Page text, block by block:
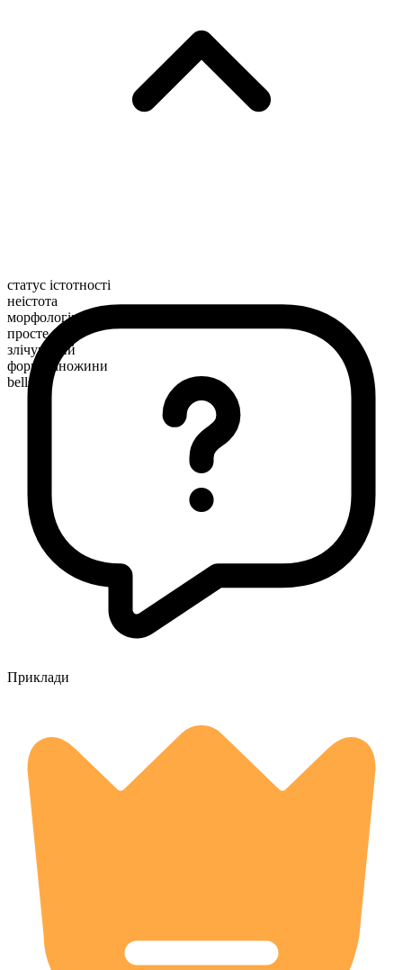
статус істотності
неістота
морфологічна будова
просте
злічуваний
форма множини
bells
Приклади